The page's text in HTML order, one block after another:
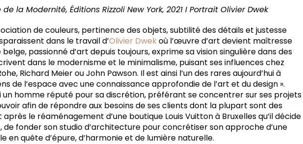
la Modernité, Éditions Rizzoli New York, 2021 I Portrait Olivier Dwek
de couleurs, pertinence des objets, subtilité des détails et justesse
dans le travail d’Olivier Dwekoù l’œuvre d’art devient maîtresse
belge, passionné d’art depuis toujours, exprime sa vision singulière dans des
dans le modernisme et le minimalisme, puisant ses influences chez
Richard Meier ou John Pawson. Il est ainsi l’un des rares aujourd’hui à
de l’espace avec une connaissance approfondie de l’art et du design ».
un homme réputé pour sa discrétion, préférant se concentrer sur ses projets
afin de répondre aux besoins de ses clients dont la plupart sont des
le réaménagement d’une boutique Louis Vuitton à Bruxelles qu’il décide
de fonder son studio d’architecture pour concrétiser son approche d’une
en quête d’épure, d’harmonie et de lumière naturelle.